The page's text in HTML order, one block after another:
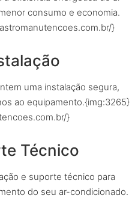
consumo e economia.
}
uma instalação segura,
ao equipamento.{img:3265}
}
Técnico
e suporte técnico para
do seu ar-condicionado.